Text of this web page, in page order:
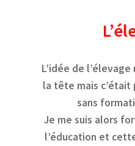
L’idée de
la tête mais c’était
sans
Je me suis alors
l’éducation et